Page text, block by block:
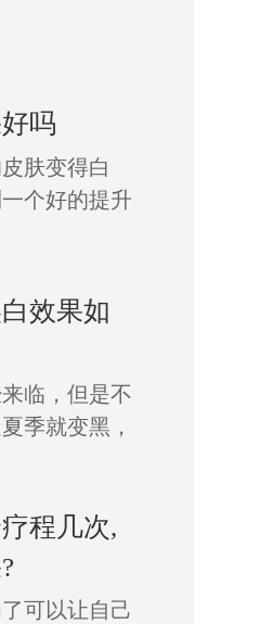
吗
肤变得白
个好的提升
效果如
临，但是不
季就变黑，
程几次,
可以让自己